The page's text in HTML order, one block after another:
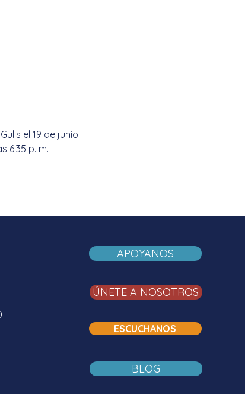
el 19 de junio!
6:35 p. m.
APOYANOS
ÚNETE A NOSOTROS
ESCUCHANOS
BLOG